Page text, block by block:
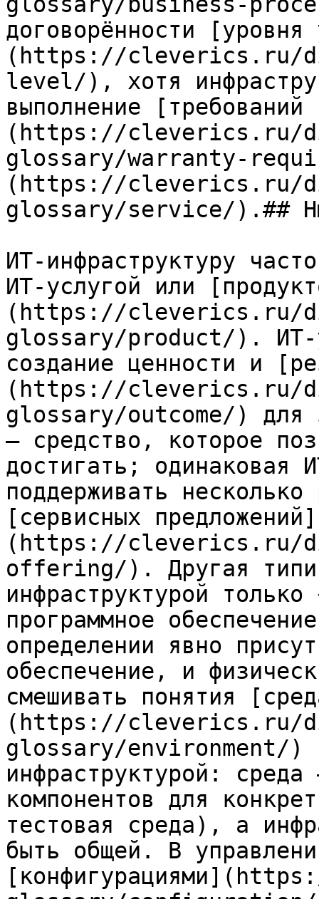
договорённости [уровня
(https://cleverics.ru/
level/), хотя
выполнение [требований
(https://cleverics.ru/
glossary/warranty-
(https://cleverics.ru/
glossary/service/).##
ИТ-инфраструктуру
ИТ-услугой или
(https://cleverics.ru/
glossary/product/). ИТ-
создание ценности и
(https://cleverics.ru/
glossary/outcome/) для
— средство, которое
достигать; одинаковая
поддерживать
[сервисных предложений]
(https://cleverics.ru/
offering/). Другая
инфраструктурой
программное
определении явно
обеспечение, и
смешивать понятия
(https://cleverics.ru/
glossary/environment/)
инфраструктурой:
компонентов для
тестовая среда), а
быть общей. В